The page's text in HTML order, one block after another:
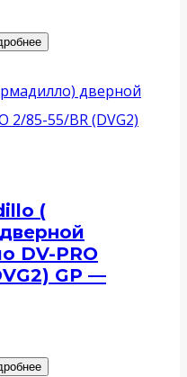
(
DV-PRO
GP —